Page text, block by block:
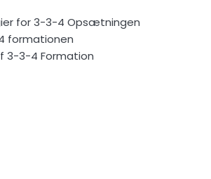
for 3-3-4 Opsætningen
formationen
3-3-4 Formation